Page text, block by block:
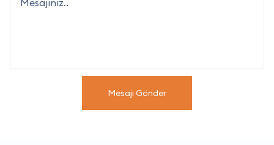
Mesajı Gönder